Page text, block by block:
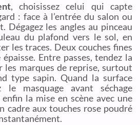
, choisissez celui qui capte
: face à l’entrée du salon ou
Dégagez les angles au pinceau
du plafond vers le sol, en
les traces. Deux couches fines
Entre passes, tendez la
les marques de reprise, surtout
type sapin. Quand la surface
masquage avant séchage
la mise en scène avec une
cadre aux touches rose poudré